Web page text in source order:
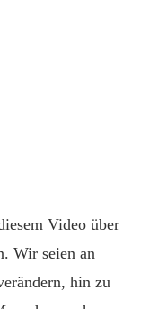
Video über
Wir seien an
hin zu